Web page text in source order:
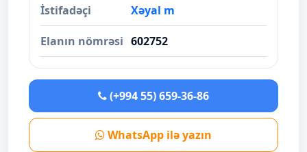
İstifadəçi Xəyal m
Elanın nömrəsi 602752
(+994 55) 659-36-86
WhatsApp ilə yazın